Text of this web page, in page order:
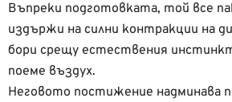
Въпреки подготовката, той все
издържи на силни контракции на
бори срещу естествения
поеме въздух.
Неговото постижение надминава